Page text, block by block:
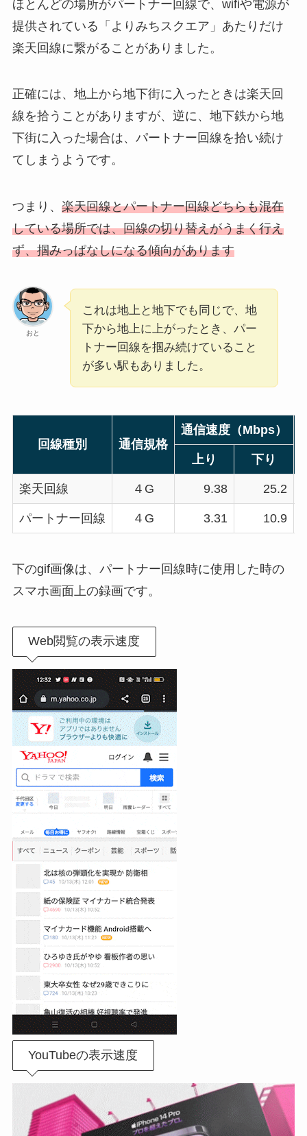
ほとんどの場所がパートナー回線で、wifiや電源が
提供されている「よりみちスクエア」あたりだけ
楽天回線に繋がることがありました。
正確には、地上から地下街に入ったときは楽天回
線を拾うことがありますが、逆に、地下鉄から地
下街に入った場合は、パートナー回線を拾い続け
てしまうようです。
つまり、 楽天回線とパートナー回線どちらも混在
している場所では、回線の切り替えがうまく行え
ず、掴みっぱなしになる傾向があります
おと
これは地上と地下でも同じで、地
下から地上に上がったとき、パー
トナー回線を掴み続けていること
が多い駅もありました。
回線種別 通信規格
通信速度（Mbps）
上り 下り
楽天回線 ４G 9.38 25.2
パートナー回線 ４G 3.31 10.9
下のgif画像は、パートナー回線時に使用した時の
スマホ画面上の録画です。
Web閲覧の表示速度
YouTubeの表示速度